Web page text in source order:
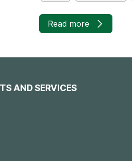
Read more
AND SERVICES